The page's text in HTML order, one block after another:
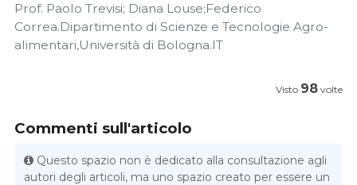
Prof. Paolo Trevisi; Diana Louse;Federico
Correa.Dipartimento di Scienze e Tecnologie Agro-
alimentari,Università di Bologna.IT
Visto 98 volte
Commenti sull'articolo
Questo spazio non è dedicato alla consultazione agli
autori degli articoli, ma uno spazio creato per essere un